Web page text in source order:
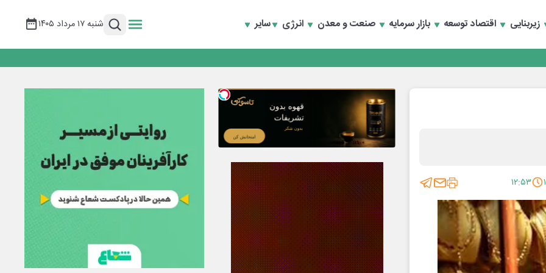
زیربنایی اقتصاد توسعه بازار سرمایه صنعت و معدن انرژی سایر شنبه ۱۷ مرداد ۱۴۰۵
ازتولید وخدمات
۱۲:۵۳